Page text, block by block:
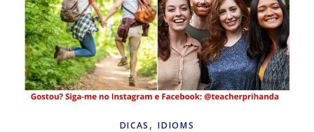
DICAS ,IDIOMS